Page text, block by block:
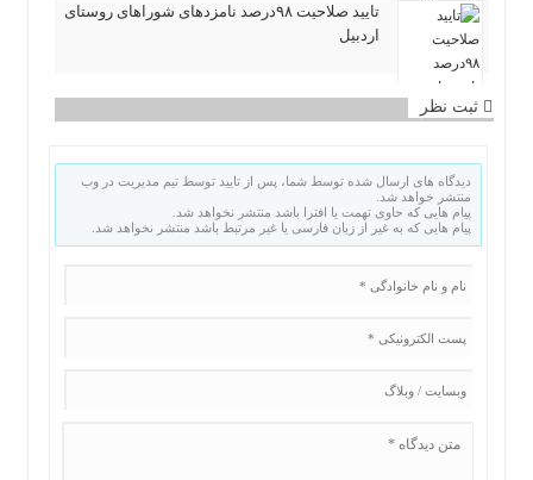
تایید صلاحیت ۹۸درصد نامزدهای شوراهای روستای
اردبیل
ثبت نظر
دیدگاه های ارسال شده توسط شما، پس از تایید توسط تیم مدیریت در وب
منتشر خواهد شد.
پیام هایی که حاوی تهمت یا افترا باشد منتشر نخواهد شد.
پیام هایی که به غیر از زبان فارسی یا غیر مرتبط باشد منتشر نخواهد شد.